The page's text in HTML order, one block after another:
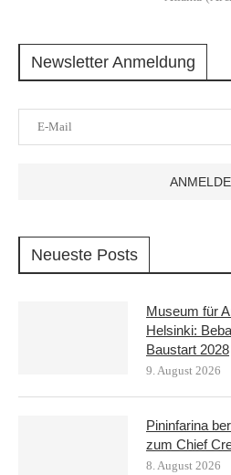
Newsletter Anmeldung
Neueste Posts
Museum für
Helsinki:
Baustart 2028
9. August 2026
Pininfarina
zum Chief
8. August 2026